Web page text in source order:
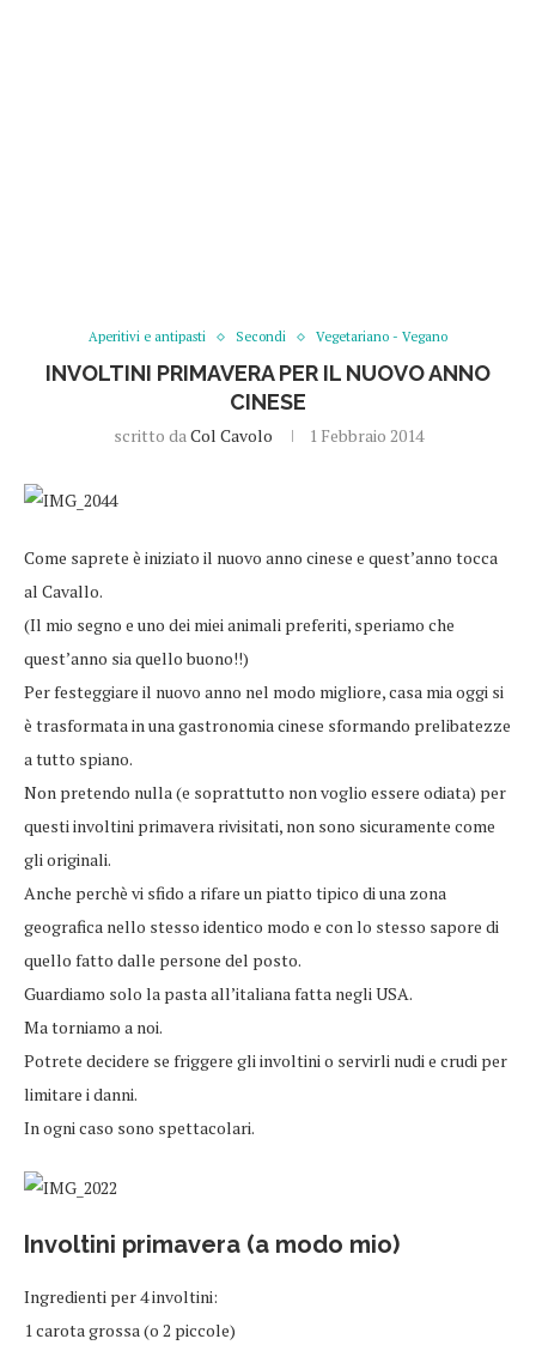
Aperitivi e antipasti Secondi Vegetariano - Vegano
INVOLTINI PRIMAVERA PER IL NUOVO ANNO
CINESE
scritto daCol Cavolo 1 Febbraio 2014
Come saprete è iniziato il nuovo anno cinese e quest’anno tocca
al Cavallo.
(Il mio segno e uno dei miei animali preferiti, speriamo che
quest’anno sia quello buono!!)
Per festeggiare il nuovo anno nel modo migliore, casa mia oggi si
è trasformata in una gastronomia cinese sformando prelibatezze
a tutto spiano.
Non pretendo nulla (e soprattutto non voglio essere odiata) per
questi involtini primavera rivisitati, non sono sicuramente come
gli originali.
Anche perchè vi sfido a rifare un piatto tipico di una zona
geografica nello stesso identico modo e con lo stesso sapore di
quello fatto dalle persone del posto.
Guardiamo solo la pasta all’italiana fatta negli USA.
Ma torniamo a noi.
Potrete decidere se friggere gli involtini o servirli nudi e crudi per
limitare i danni.
In ogni caso sono spettacolari.
Involtini primavera (a modo mio)
Ingredienti per 4 involtini:
1 carota grossa (o 2 piccole)